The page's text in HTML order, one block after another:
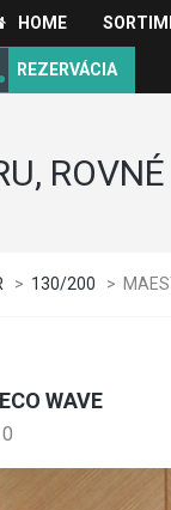
HOME
REZERVÁCIA
ROVNÉ
> 130/200 >
WAVE
0